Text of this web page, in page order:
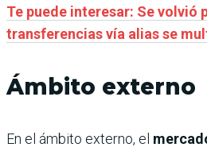
Te puede interesar: Se volvió
transferencias vía alias se
Ámbito externo
En el ámbito externo, el